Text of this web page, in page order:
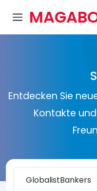
Entdecken Sie
Kontakte